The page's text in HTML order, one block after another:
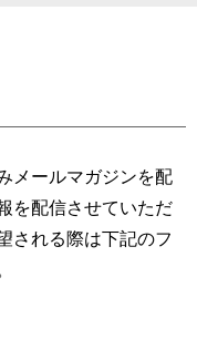
マップ
合わせ
メールマガジンを配
を配信させていただ
される際は下記のフ